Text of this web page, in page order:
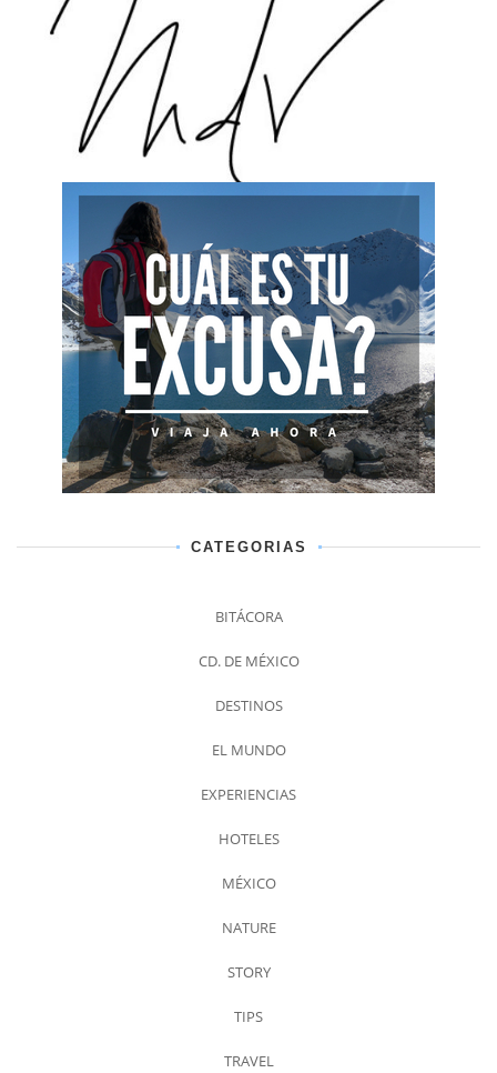
CATEGORIAS
BITÁCORA
CD. DE MÉXICO
DESTINOS
EL MUNDO
EXPERIENCIAS
HOTELES
MÉXICO
NATURE
STORY
TIPS
TRAVEL